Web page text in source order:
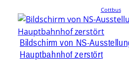
Cottbus
Bildschirm von NS-
Hauptbahnhof zerstört